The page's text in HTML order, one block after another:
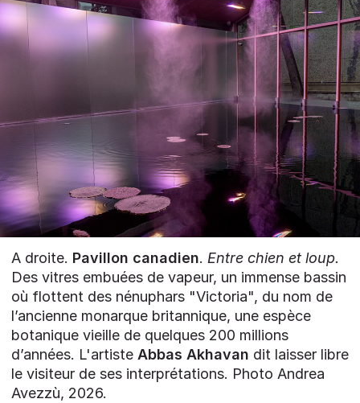
A droite. Pavillon canadien. Entre chien et loup.
Des vitres embuées de vapeur, un immense bassin
où flottent des nénuphars "Victoria", du nom de
l’ancienne monarque britannique, une espèce
botanique vieille de quelques 200 millions
d’années. L'artiste Abbas Akhavan dit laisser libre
le visiteur de ses interprétations. Photo Andrea
Avezzù, 2026.